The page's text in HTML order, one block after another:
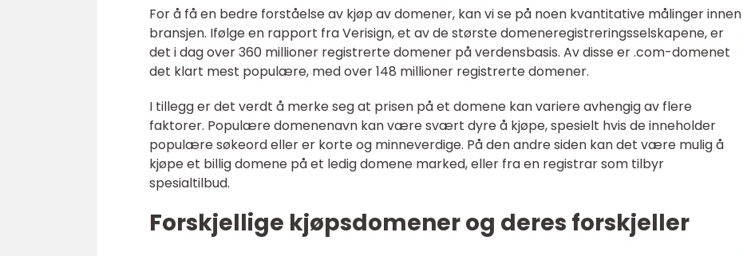
For å få en bedre forståelse av kjøp av domener, kan vi se på noen kvantitative målinger innen
bransjen. Ifølge en rapport fra Verisign, et av de største domeneregistreringsselskapene, er
det i dag over 360 millioner registrerte domener på verdensbasis. Av disse er .com-domenet
det klart mest populære, med over 148 millioner registrerte domener.
I tillegg er det verdt å merke seg at prisen på et domene kan variere avhengig av flere
faktorer. Populære domenenavn kan være svært dyre å kjøpe, spesielt hvis de inneholder
populære søkeord eller er korte og minneverdige. På den andre siden kan det være mulig å
kjøpe et billig domene på et ledig domene marked, eller fra en registrar som tilbyr
spesialtilbud.
Forskjellige kjøpsdomener og deres forskjeller